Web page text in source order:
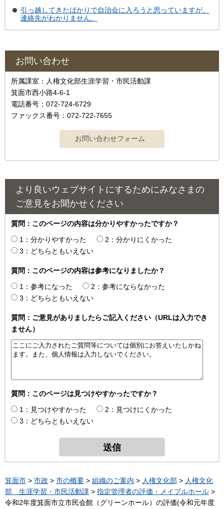
引っ越してきたばかりで自治会に入ろうと思っていますが、
連絡先がわかりません。
お問い合わせ
所属課室：人権文化部生涯学習・市民活動課
箕面市西小路4‐6‐1
電話番号：072-724-6729
ファックス番号：072-722-7655
より良いウェブサイトにするためにみなさまの
ご意見をお聞かせください
質問：このページの内容は分かりやすかったですか？
1：分かりやすかった
2：分かりにくかった
3：どちらともいえない
質問：このページの内容は参考になりましたか？
1：参考になった
2：参考にならなかった
3：どちらともいえない
質問：ご意見がありましたらご記入ください（URLは入力でき
ません）
質問：このページは見つけやすかったですか？
1：見つけやすかった
2：見つけにくかった
3：どちらともいえない
箕面市 > 市政 > 市の概要 > 組織のご案内 > 人権文化部 > 人権文化
部 生涯学習・市民活動課 > 指定管理者の評価・メイプルホール >
令和2年度箕面市立市民会館（グリーンホール）の評価(令和元年度